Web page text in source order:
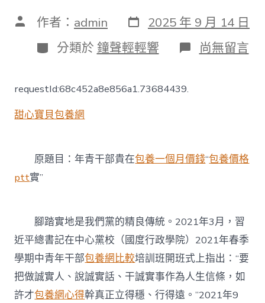
文 作者： admin 發
表
日
期
2025 年 9 月 14 日
分
類
分類於 鐘聲輕輕響 在
〈甜
年
青
在
“實”〉
中
尚無留言
requestId:68c452a8e856a1.73684439.
甜心寶貝包養網
原題目：年青干部貴在包養一個月價錢“包養價格
ptt實”
腳踏實地是我們黨的精良傳統。2021年3月，習
近平總書記在中心黨校（國度行政學院）2021年春季
學期中青年干部包養網比較培訓班開班式上指出：“要
把做誠實人、說誠實話、干誠實事作為人生信條，如
許才包養網心得幹真正立得穩、行得遠。”2021年9